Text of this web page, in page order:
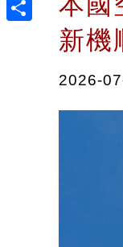
新機
2026-